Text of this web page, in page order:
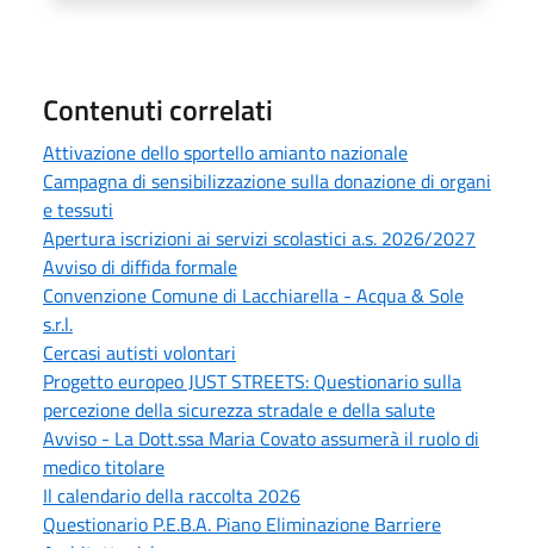
Contenuti correlati
Attivazione dello sportello amianto nazionale
Campagna di sensibilizzazione sulla donazione di organi
e tessuti
Apertura iscrizioni ai servizi scolastici a.s. 2026/2027
Avviso di diffida formale
Convenzione Comune di Lacchiarella - Acqua & Sole
s.r.l.
Cercasi autisti volontari
Progetto europeo JUST STREETS: Questionario sulla
percezione della sicurezza stradale e della salute
Avviso - La Dott.ssa Maria Covato assumerà il ruolo di
medico titolare
Il calendario della raccolta 2026
Questionario P.E.B.A. Piano Eliminazione Barriere